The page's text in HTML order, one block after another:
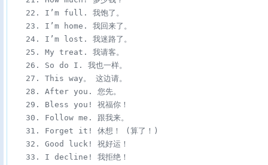
22. I’m full. 我饱了。
23. I’m home. 我回来了。
24. I’m lost. 我迷路了。
25. My treat. 我请客。
26. So do I. 我也一样。
27. This way。 这边请。
28. After you. 您先。
29. Bless you! 祝福你！
30. Follow me. 跟我来。
31. Forget it! 休想！ (算了！)
32. Good luck! 祝好运！
33. I decline! 我拒绝！